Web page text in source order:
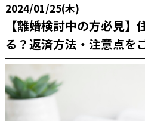
2024/01/25(木)
【離婚検討中の方必見】
る？返済方法・注意点を